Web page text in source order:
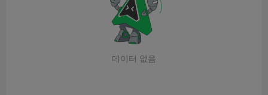
데이터 없음